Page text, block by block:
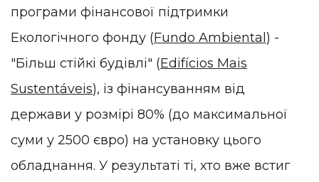
програми фінансової підтримки
Екологічного фонду (Fundo Ambiental ) -
"Більш стійкі будівлі" (Edifícios Mais
Sustentáveis), із фінансуванням від
держави у розмірі 80% (до максимальної
суми у 2500 євро) на установку цього
обладнання. У результаті ті, хто вже встиг